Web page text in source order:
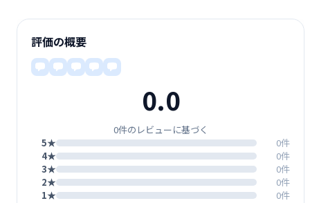
評価の概要
0.0
0件のレビューに基づく
5★
0件
4★
0件
3★
0件
2★
0件
1★
0件